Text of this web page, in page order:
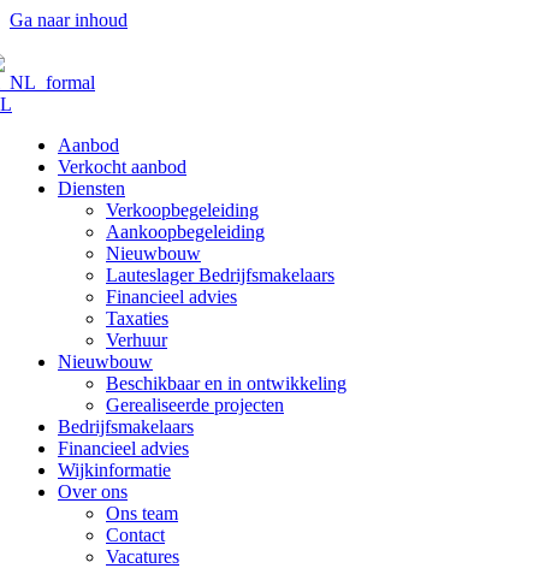
Ga naar inhoud
Aanbod
Verkocht aanbod
Diensten
Verkoopbegeleiding
Aankoopbegeleiding
Nieuwbouw
Lauteslager Bedrijfsmakelaars
Financieel advies
Taxaties
Verhuur
Nieuwbouw
Beschikbaar en in ontwikkeling
Gerealiseerde projecten
Bedrijfsmakelaars
Financieel advies
Wijkinformatie
Over ons
Ons team
Contact
Vacatures